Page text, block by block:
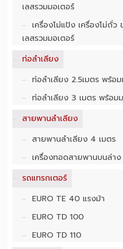
เลสรวมมอเตอร์
เครื่องโม่แป้ง เครื่องโม่ถั่
เลสรวมมอเตอร์
ท่อลำเลียง
ท่อลำเลียง 2.5เมตร พร้อ
ท่อลำเลียง 3 เมตร พร้อม
สายพานลำเลียง
สายพานลำเลียง 4 เมตร
เครื่องทอดสายพานบนล่าง
รถแทรกเตอร์
EURO TE 40 แรงม้า
EURO TD 100
EURO TD 110